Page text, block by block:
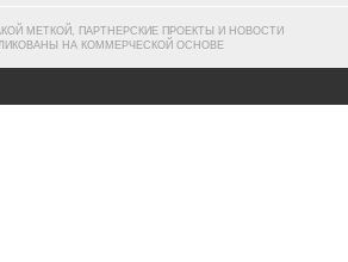
МЕТКОЙ, ПАРТНЕРСКИЕ ПРОЕКТЫ И НОВОСТИ
НА КОММЕРЧЕСКОЙ ОСНОВЕ